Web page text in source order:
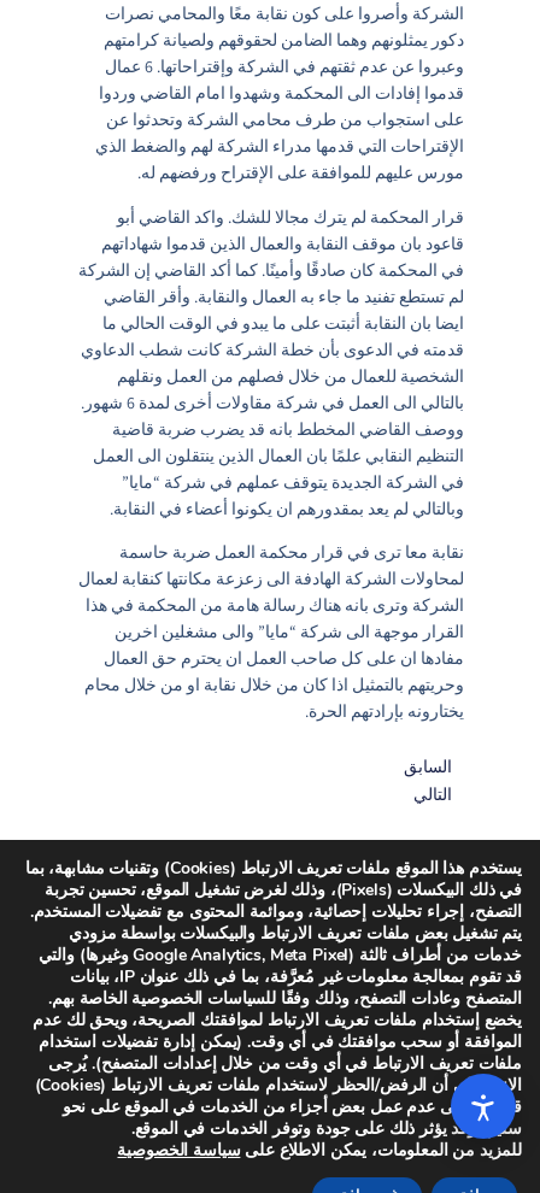
الشركة وأصروا على كون نقابة معًا والمحامي نصرات
دكور يمثلونهم وهما الضامن لحقوقهم ولصيانة كرامتهم
وعبروا عن عدم ثقتهم في الشركة وإقتراحاتها. 6 عمال
قدموا إفادات الى المحكمة وشهدوا امام القاضي وردوا
على استجواب من طرف محامي الشركة وتحدثوا عن
الإقتراحات التي قدمها مدراء الشركة لهم والضغط الذي
مورس عليهم للموافقة على الإقتراح ورفضهم له.
قرار المحكمة لم يترك مجالا للشك. واكد القاضي أبو
قاعود بان موقف النقابة والعمال الذين قدموا شهاداتهم
في المحكمة كان صادقًا وأمينًا. كما أكد القاضي إن الشركة
لم تستطع تفنيد ما جاء به العمال والنقابة. وأقر القاضي
ايضا بان النقابة أثبتت على ما يبدو في الوقت الحالي ما
قدمته في الدعوى بأن خطة الشركة كانت شطب الدعاوي
الشخصية للعمال من خلال فصلهم من العمل ونقلهم
بالتالي الى العمل في شركة مقاولات أخرى لمدة 6 شهور.
ووصف القاضي المخطط بانه قد يضرب ضربة قاضية
التنظيم النقابي علمًا بان العمال الذين ينتقلون الى العمل
في الشركة الجديدة يتوقف عملهم في شركة “مايا”
وبالتالي لم يعد بمقدورهم ان يكونوا أعضاء في النقابة.
نقابة معا ترى في قرار محكمة العمل ضربة حاسمة
لمحاولات الشركة الهادفة الى زعزعة مكانتها كنقابة لعمال
الشركة وترى بانه هناك رسالة هامة من المحكمة في هذا
القرار موجهة الى شركة “مايا” والى مشغلين اخرين
مفادها ان على كل صاحب العمل ان يحترم حق العمال
وحريتهم بالتمثيل اذا كان من خلال نقابة او من خلال محام
يختارونه بإرادتهم الحرة.
السابق
التالي
المزيد
يستخدم هذا الموقع ملفات تعريف الارتباط (Cookies) وتقنيات مشابهة، بما
في ذلك البيكسلات (Pixels)، وذلك لغرض تشغيل الموقع، تحسين تجربة
التصفح، إجراء تحليلات إحصائية، وموائمة المحتوى مع تفضيلات المستخدم.
يتم تشغيل بعض ملفات تعريف الارتباط والبيكسلات بواسطة مزودي
خدمات من أطراف ثالثة (Google Analytics, Meta Pixel وغيرها) والتي
قد تقوم بمعالجة معلومات غير مُعرَّفة، بما في ذلك عنوان IP، بيانات
المتصفح وعادات التصفح، وذلك وفقًا للسياسات الخصوصية الخاصة بهم.
يخضع إستخدام ملفات تعريف الارتباط لموافقتك الصريحة، ويحق لك عدم
الموافقة أو سحب موافقتك في أي وقت. (يمكن إدارة تفضيلات استخدام
ملفات تعريف الارتباط في أي وقت من خلال إعدادات المتصفح). يُرجى
الانتباه إلى أن الرفض/الحظر لاستخدام ملفات تعريف الارتباط (Cookies)
قد يؤدي إلى عدم عمل بعض أجزاء من الخدمات في الموقع على نحو
سليم، وقد يؤثر ذلك على جودة وتوفر الخدمات في الموقع.
للمزيد من المعلومات، يمكن الاطلاع علىسياسة الخصوصية